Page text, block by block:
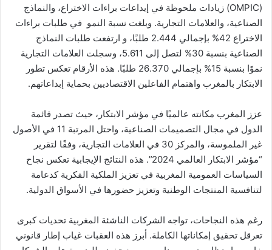
(OMPIC) زيادات ملحوظة في إيداعات براءات الاختراع، والنماذج
الصناعية، والعلامات التجارية. وبلغت نسبة النمو في طلبات براءات
الاختراع 42% بإجمالي 2.444 طلبًا، و ارتفعت طلبات النماذج
الصناعية بنسبة 30% لتصل إلى 5.611، وسجلت العلامات التجارية
نموًا بنسبة 15% بإجمالي 26.370 طلبًا. هذه الأرقام تعكس تطور
الابتكار بالمغرب واهتمام الفاعلين الاقتصاديين بحماية إبداعاتهم.
عزز المغرب مكانته عالميًا في مؤشر الابتكار، حيث تصدر قائمة
الدول في مجال التصميمات الصناعية، واحتل المرتبة 11 في الأصول
غير الملموسة، والمركز 30 في العلامات التجارية، وفقًا لتقرير
“مؤشر الابتكار العالمي 2024”. هذه النتائج الإيجابية تعكس نجاح
السياسات العمومية المغربية في تعزيز الملكية الفكرية كدعامة
لتنافسية المنتجات الوطنية وتعزيز حضورها في الأسواق الدولية.
رغم هذه النجاحات، تواجه الشركات الناشئة المغربية تحديات كبرى
تعرقل تحقيق إمكاناتها الكاملة. أبرز هذه العقبات غياب إطار قانوني